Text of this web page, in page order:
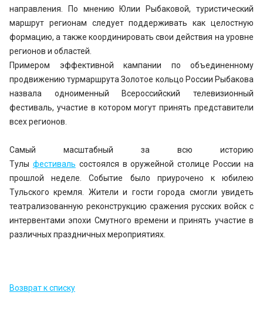
направления. По мнению Юлии Рыбаковой, туристический
маршрут регионам следует поддерживать как целостную
формацию, а также координировать свои действия на уровне
регионов и областей.
Примером эффективной кампании по объединенному
продвижению турмаршрута Золотое кольцо России Рыбакова
назвала одноименный Всероссийский телевизионный
фестиваль, участие в котором могут принять представители
всех регионов.
Самый масштабный за всю историю
Тулы фестиваль состоялся в оружейной столице России на
прошлой неделе. Событие было приурочено к юбилею
Тульского кремля. Жители и гости города смогли увидеть
театрализованную реконструкцию сражения русских войск с
интервентами эпохи Смутного времени и принять участие в
различных праздничных мероприятиях.
Возврат к списку